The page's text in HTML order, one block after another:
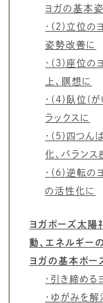
ヨガの基本
・(2)立位の
姿勢改善に
・(3)座位の
上、瞑想に
・(4)臥位(が
ラックスに
・(5)四つん
化、バラン
・(6)逆転の
の活性化に
ヨガポーズ太
動、エネルギー
ヨガの基本ポー
・引き締める
・ゆがみを